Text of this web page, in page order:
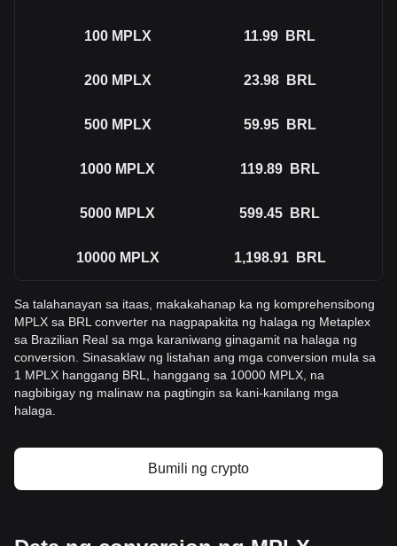
100 MPLX 11.99 BRL
200 MPLX 23.98 BRL
500 MPLX 59.95 BRL
1000 MPLX 119.89 BRL
5000 MPLX 599.45 BRL
10000 MPLX 1,198.91 BRL
Sa talahanayan sa itaas, makakahanap ka ng komprehensibong
MPLX sa BRL converter na nagpapakita ng halaga ng Metaplex
sa Brazilian Real sa mga karaniwang ginagamit na halaga ng
conversion. Sinasaklaw ng listahan ang mga conversion mula sa
1 MPLX hanggang BRL, hanggang sa 10000 MPLX, na
nagbibigay ng malinaw na pagtingin sa kani-kanilang mga
halaga.
Bumili ng crypto